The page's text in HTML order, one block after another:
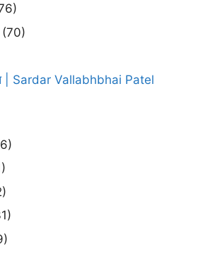
| Sardar Vallabhbhai Patel